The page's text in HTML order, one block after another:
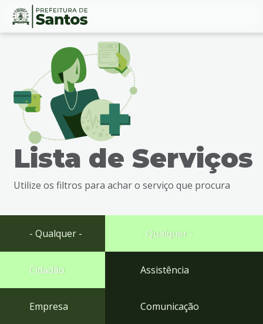
Ir
busca
Ir
rodapé
Conteúdo
Lista de Serviços
Utilize os filtros para achar o serviço que procura
- Qualquer -
Cidadão
Empresa
- Qualquer -
Assistência
Comunicação